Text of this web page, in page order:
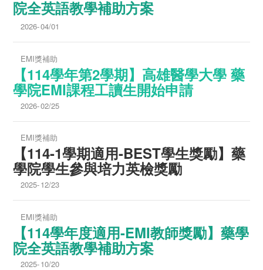
院全英語教學補助方案
2026-04/01
EMI獎補助
【114學年第2學期】高雄醫學大學 藥
學院EMI課程工讀生開始申請
2026-02/25
EMI獎補助
【114-1學期適用-BEST學生獎勵】藥
學院學生參與培力英檢獎勵
2025-12/23
EMI獎補助
【114學年度適用-EMI教師獎勵】藥學
院全英語教學補助方案
2025-10/20